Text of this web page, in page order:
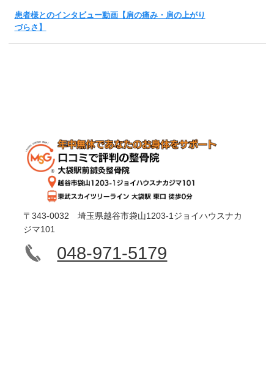
患者様とのインタビュー動画【肩の痛み・肩の上がり
づらさ】
〒343-0032 埼玉県越谷市袋山1203-1ジョイハウスナカ
ジマ101
048-971-5179